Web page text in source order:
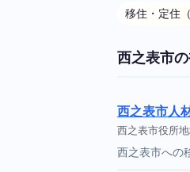
移住・定住
西之表市
西之表市人
西之表市役所
西之表市への